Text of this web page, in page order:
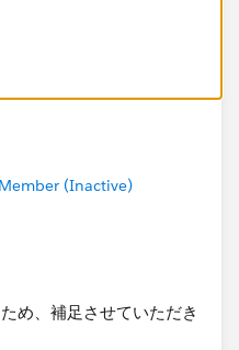
(Inactive)
め、補足させていただき